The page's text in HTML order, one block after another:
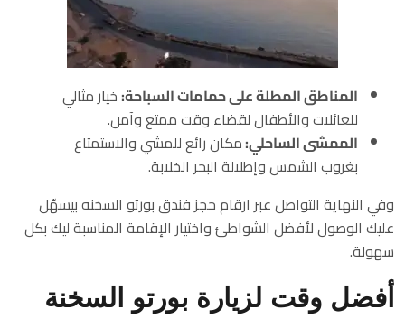
المناطق المطلة على حمامات السباحة:خيار مثالي
للعائلات والأطفال لقضاء وقت ممتع وآمن.
الممشى الساحلي:مكان رائع للمشي والاستمتاع
بغروب الشمس وإطلالة البحر الخلابة.
وفي النهاية التواصل عبر ارقام حجز فندق بورتو السخنه بيسهّل
عليك الوصول لأفضل الشواطئ واختيار الإقامة المناسبة ليك بكل
سهولة.
أفضل وقت لزيارة بورتو السخنة